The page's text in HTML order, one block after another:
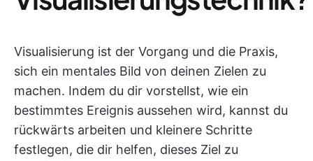
Visualisierung ist der Vorgang und die Praxis,
sich ein mentales Bild von deinen Zielen zu
machen. Indem du dir vorstellst, wie ein
bestimmtes Ereignis aussehen wird, kannst du
rückwärts arbeiten und kleinere Schritte
festlegen, die dir helfen, dieses Ziel zu